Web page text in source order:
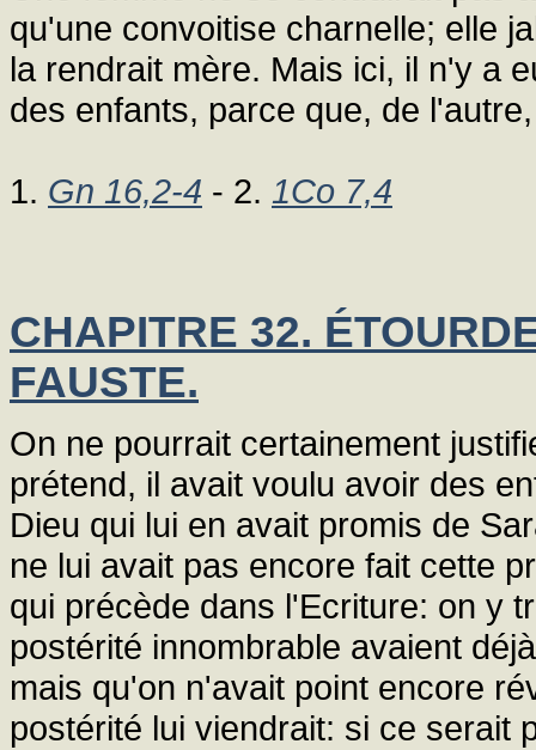
qu'une convoitise charnelle; elle
la rendrait mère. Mais ici, il n'y a
des enfants, parce que, de
1. Gn 16,2-4 - 2. 1Co 7,4
CHAPITRE 32.
FAUSTE.
On ne pourrait certainement
prétend, il avait voulu avoir des
Dieu qui lui en avait promis de
ne lui avait pas encore fait cette
qui précède dans l'Ecriture: on y
postérité innombrable avaient
mais qu'on n'avait point encore
postérité lui viendrait: si ce serait